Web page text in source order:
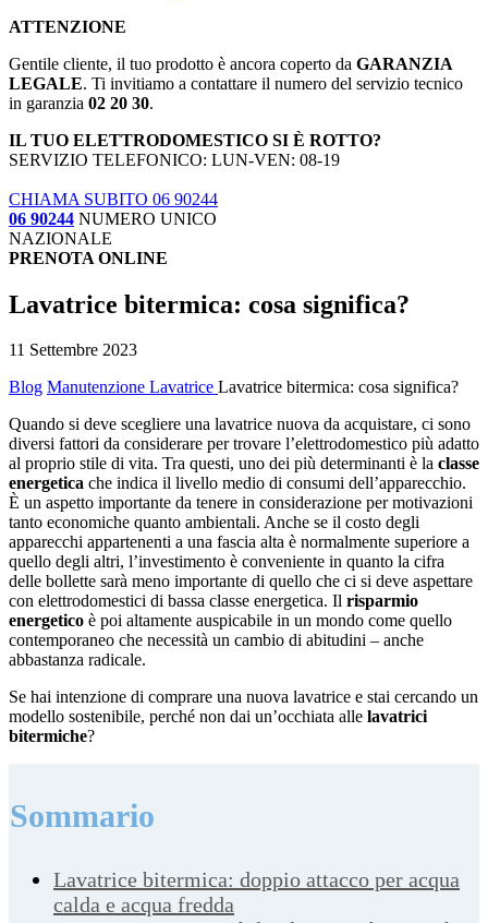
ATTENZIONE
Gentile cliente, il tuo prodotto è ancora coperto da GARANZIA
LEGALE. Ti invitiamo a contattare il numero del servizio tecnico
in garanzia 02 20 30.
IL TUO ELETTRODOMESTICO SI È ROTTO?
SERVIZIO TELEFONICO: LUN-VEN: 08-19
CHIAMA SUBITO 06 90244
06 90244 NUMERO UNICO
NAZIONALE
PRENOTA ONLINE
Lavatrice bitermica: cosa significa?
11 Settembre 2023
Blog Manutenzione Lavatrice Lavatrice bitermica: cosa significa?
Quando si deve scegliere una lavatrice nuova da acquistare, ci sono
diversi fattori da considerare per trovare l’elettrodomestico più adatto
al proprio stile di vita. Tra questi, uno dei più determinanti è la classe
energetica che indica il livello medio di consumi dell’apparecchio.
È un aspetto importante da tenere in considerazione per motivazioni
tanto economiche quanto ambientali. Anche se il costo degli
apparecchi appartenenti a una fascia alta è normalmente superiore a
quello degli altri, l’investimento è conveniente in quanto la cifra
delle bollette sarà meno importante di quello che ci si deve aspettare
con elettrodomestici di bassa classe energetica. Il risparmio
energetico è poi altamente auspicabile in un mondo come quello
contemporaneo che necessità un cambio di abitudini – anche
abbastanza radicale.
Se hai intenzione di comprare una nuova lavatrice e stai cercando un
modello sostenibile, perché non dai un’occhiata alle lavatrici
bitermiche?
Sommario
Lavatrice bitermica: doppio attacco per acqua
calda e acqua fredda